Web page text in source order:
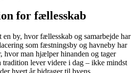
for fællesskab
by, hvor fællesskab og samarbejde har
som fæstningsby og havneby har
hvor man hjælper hinanden og tager
lever videre i dag – ikke mindst
hvert år bidrager til byens